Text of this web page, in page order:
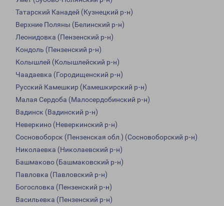
Татарский Канадей (Кузнецкий р-н)
Верхние Поляны (Белинский р-н)
Леонидовка (Пензенский р-н)
Кондоль (Пензенский р-н)
Колышлей (Колышлейский р-н)
Чаадаевка (Городищенский р-н)
Русский Камешкир (Камешкирский р-н)
Малая Сердоба (Малосердобинский р-н)
Вадинск (Вадинский р-н)
Неверкино (Неверкинский р-н)
Сосновоборск (Пензенская обл.) (Сосновоборский р-н)
Николаевка (Николаевский р-н)
Башмаково (Башмаковский р-н)
Павловка (Павловский р-н)
Богословка (Пензенский р-н)
Васильевка (Пензенский р-н)